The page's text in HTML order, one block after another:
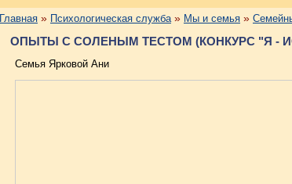
Главная » Психологическая служба » Мы и семья »
ОПЫТЫ С СОЛЕНЫМ ТЕСТОМ (КОНКУРС "Я -
Семья Ярковой Ани